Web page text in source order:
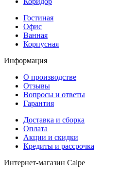
Гостиная
Офис
Ванная
Корпусная
Информация
О производстве
Отзывы
Вопросы и ответы
Гарантия
Доставка и сборка
Оплата
Акции и скидки
Кредиты и рассрочка
Интернет-магазин Calpe